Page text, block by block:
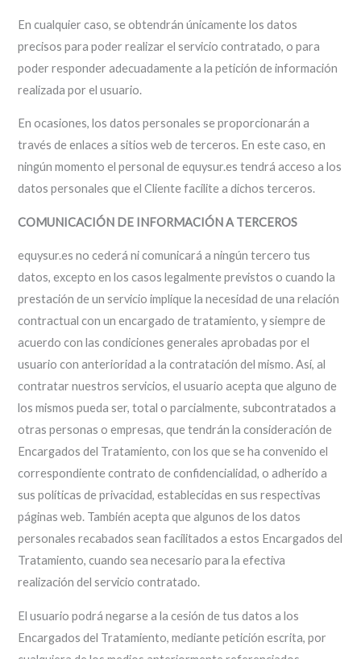
En cualquier caso, se obtendrán únicamente los datos
precisos para poder realizar el servicio contratado, o para
poder responder adecuadamente a la petición de información
realizada por el usuario.
En ocasiones, los datos personales se proporcionarán a
través de enlaces a sitios web de terceros. En este caso, en
ningún momento el personal de equysur.es tendrá acceso a los
datos personales que el Cliente facilite a dichos terceros.
COMUNICACIÓN DE INFORMACIÓN A TERCEROS
equysur.es no cederá ni comunicará a ningún tercero tus
datos, excepto en los casos legalmente previstos o cuando la
prestación de un servicio implique la necesidad de una relación
contractual con un encargado de tratamiento, y siempre de
acuerdo con las condiciones generales aprobadas por el
usuario con anterioridad a la contratación del mismo. Así, al
contratar nuestros servicios, el usuario acepta que alguno de
los mismos pueda ser, total o parcialmente, subcontratados a
otras personas o empresas, que tendrán la consideración de
Encargados del Tratamiento, con los que se ha convenido el
correspondiente contrato de confidencialidad, o adherido a
sus políticas de privacidad, establecidas en sus respectivas
páginas web. También acepta que algunos de los datos
personales recabados sean facilitados a estos Encargados del
Tratamiento, cuando sea necesario para la efectiva
realización del servicio contratado.
El usuario podrá negarse a la cesión de tus datos a los
Encargados del Tratamiento, mediante petición escrita, por